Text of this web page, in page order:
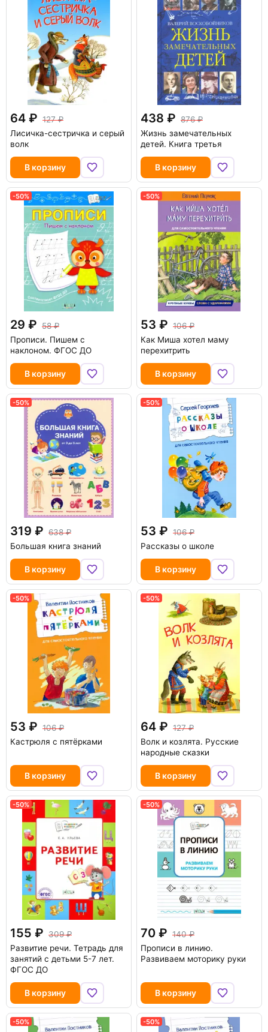
64
127
Лисичка-сестричка и серый
волк
В корзину
438
876
Жизнь замечательных
детей. Книга третья
В корзину
-50%
29
58
Прописи. Пишем с
наклоном. ФГОС ДО
В корзину
-50%
53
106
Как Миша хотел маму
перехитрить
В корзину
-50%
319
638
Большая книга знаний
В корзину
-50%
53
106
Рассказы о школе
В корзину
-50%
53
106
Кастрюля с пятёрками
В корзину
-50%
64
127
Волк и козлята. Русские
народные сказки
В корзину
-50%
155
309
Развитие речи. Тетрадь для
занятий с детьми 5-7 лет.
ФГОС ДО
В корзину
-50%
70
140
Прописи в линию.
Развиваем моторику руки
В корзину
-50% -50%